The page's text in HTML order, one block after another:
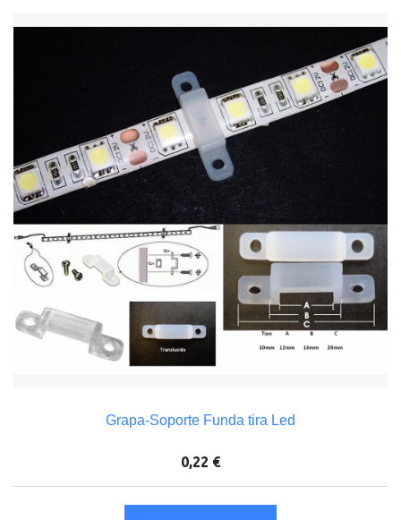
Grapa-Soporte Funda tira Led
0,22 €